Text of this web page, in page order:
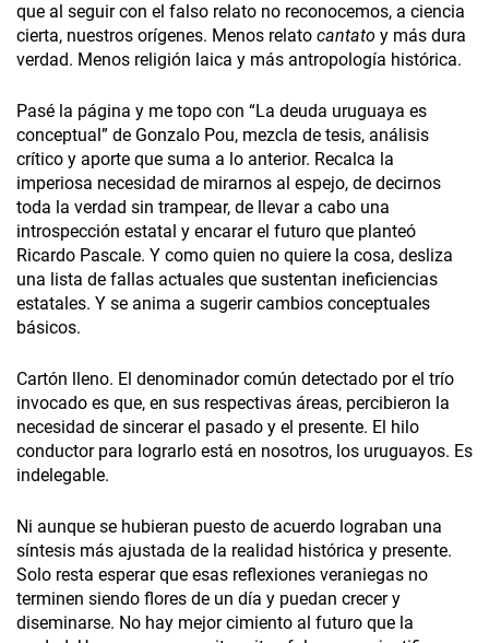
que al seguir con el falso relato no reconocemos, a ciencia
cierta, nuestros orígenes. Menos relato cantato y más dura
verdad. Menos religión laica y más antropología histórica.
Pasé la página y me topo con “La deuda uruguaya es
conceptual” de Gonzalo Pou, mezcla de tesis, análisis
crítico y aporte que suma a lo anterior. Recalca la
imperiosa necesidad de mirarnos al espejo, de decirnos
toda la verdad sin trampear, de llevar a cabo una
introspección estatal y encarar el futuro que planteó
Ricardo Pascale. Y como quien no quiere la cosa, desliza
una lista de fallas actuales que sustentan ineficiencias
estatales. Y se anima a sugerir cambios conceptuales
básicos.
Cartón lleno. El denominador común detectado por el trío
invocado es que, en sus respectivas áreas, percibieron la
necesidad de sincerar el pasado y el presente. El hilo
conductor para lograrlo está en nosotros, los uruguayos. Es
indelegable.
Ni aunque se hubieran puesto de acuerdo lograban una
síntesis más ajustada de la realidad histórica y presente.
Solo resta esperar que esas reflexiones veraniegas no
terminen siendo flores de un día y puedan crecer y
diseminarse. No hay mejor cimiento al futuro que la